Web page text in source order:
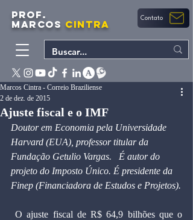
PROF.
MARCOS CINTRA Contato
Ajuste fiscal e o IMF
Marcos Cintra - Correio Braziliense
2 de dez. de 2015
Doutor em Economia pela Universidade
Harvard (EUA), professor titular da
Fundação Getulio Vargas.   É autor do
projeto do Imposto Único. É presidente da
Finep (Financiadora de Estudos e Projetos).
O ajuste fiscal de R$ 64,9 bilhões que o